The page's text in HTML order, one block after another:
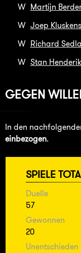
W Martijn
W Joep Kluskens
W Richard
W Stan
GEGEN
In den
einbezogen.
SPIELE
Duelle
57
Gewonnen
20
Unentschieden